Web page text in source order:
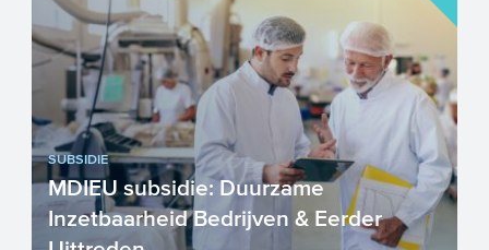
SUBSIDIE
MDIEU subsidie: Duurzame
Inzetbaarheid Bedrijven & Eerder